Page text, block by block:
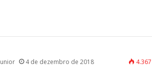
4 de dezembro de 2018 4.367